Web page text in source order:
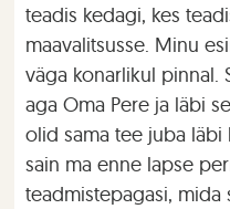
teadis kedagi, kes
maavalitsusse. Minu
väga konarlikul pinnal.
aga Oma Pere ja läbi
olid sama tee juba läbi
sain ma enne lapse
teadmistepagasi,